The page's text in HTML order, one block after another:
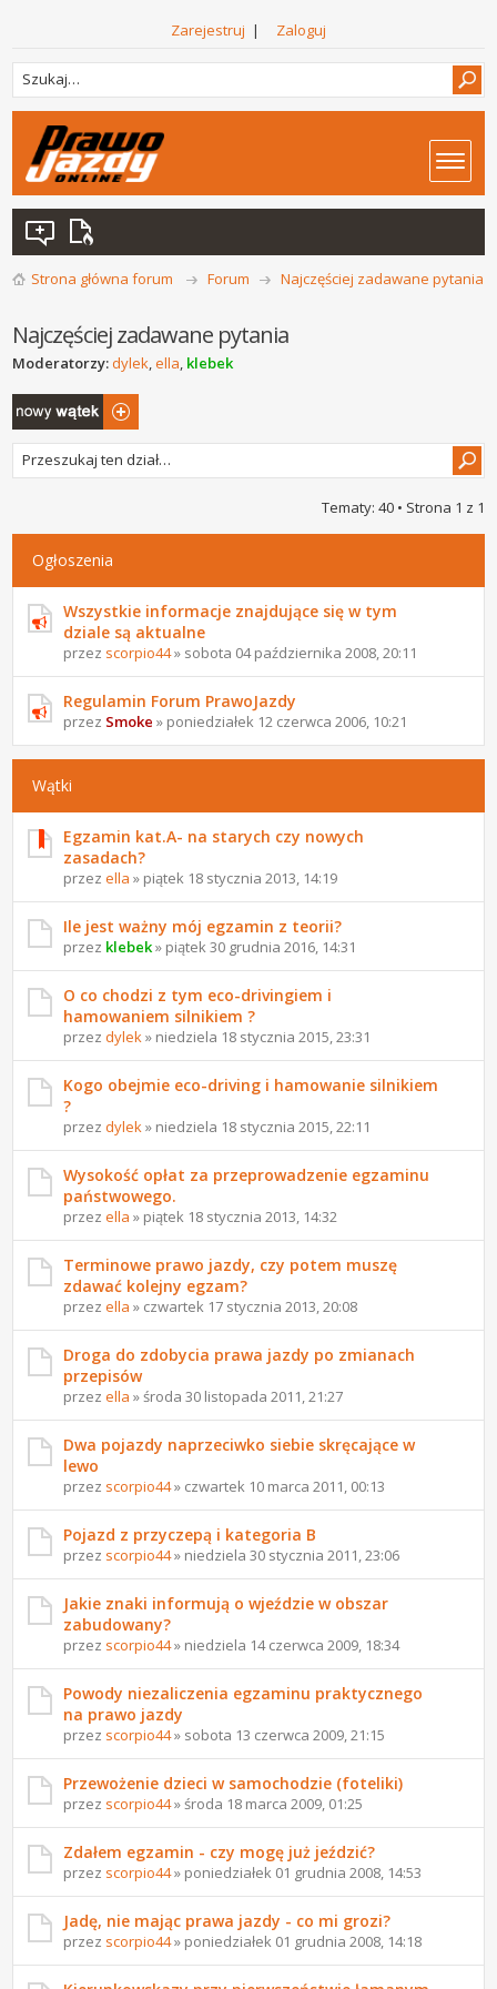
Zarejestruj | Zaloguj
Strona główna forum Forum Najczęściej zadawane pytania
Najczęściej zadawane pytania
Moderatorzy:dylek,ella, klebek
Napisz wątek
Tematy: 40 • Strona 1 z 1
Ogłoszenia
Wszystkie informacje znajdujące się w tym
dziale są aktualne
przez scorpio44» sobota 04 października 2008, 20:11
Regulamin Forum PrawoJazdy
przez Smoke » poniedziałek 12 czerwca 2006, 10:21
Wątki
Egzamin kat.A- na starych czy nowych
zasadach?
przezella » piątek 18 stycznia 2013, 14:19
Ile jest ważny mój egzamin z teorii?
przez klebek» piątek 30 grudnia 2016, 14:31
O co chodzi z tym eco-drivingiem i
hamowaniem silnikiem ?
przezdylek » niedziela 18 stycznia 2015, 23:31
Kogo obejmie eco-driving i hamowanie silnikiem
?
przezdylek » niedziela 18 stycznia 2015, 22:11
Wysokość opłat za przeprowadzenie egzaminu
państwowego.
przezella » piątek 18 stycznia 2013, 14:32
Terminowe prawo jazdy, czy potem muszę
zdawać kolejny egzam?
przezella » czwartek 17 stycznia 2013, 20:08
Droga do zdobycia prawa jazdy po zmianach
przepisów
przezella » środa 30 listopada 2011, 21:27
Dwa pojazdy naprzeciwko siebie skręcające w
lewo
przez scorpio44» czwartek 10 marca 2011, 00:13
Pojazd z przyczepą i kategoria B
przez scorpio44» niedziela 30 stycznia 2011, 23:06
Jakie znaki informują o wjeździe w obszar
zabudowany?
przez scorpio44» niedziela 14 czerwca 2009, 18:34
Powody niezaliczenia egzaminu praktycznego
na prawo jazdy
przez scorpio44» sobota 13 czerwca 2009, 21:15
Przewożenie dzieci w samochodzie (foteliki)
przez scorpio44» środa 18 marca 2009, 01:25
Zdałem egzamin - czy mogę już jeździć?
przez scorpio44» poniedziałek 01 grudnia 2008, 14:53
Jadę, nie mając prawa jazdy - co mi grozi?
przez scorpio44» poniedziałek 01 grudnia 2008, 14:18